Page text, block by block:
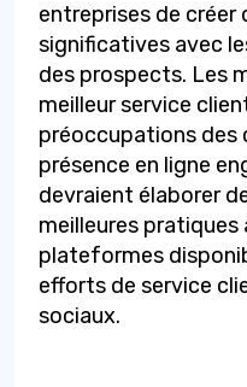
entreprises de
significatives avec
des prospects. Les
meilleur service
préoccupations des
présence en ligne
devraient élaborer
meilleures pratiques
plateformes
efforts de service
sociaux.